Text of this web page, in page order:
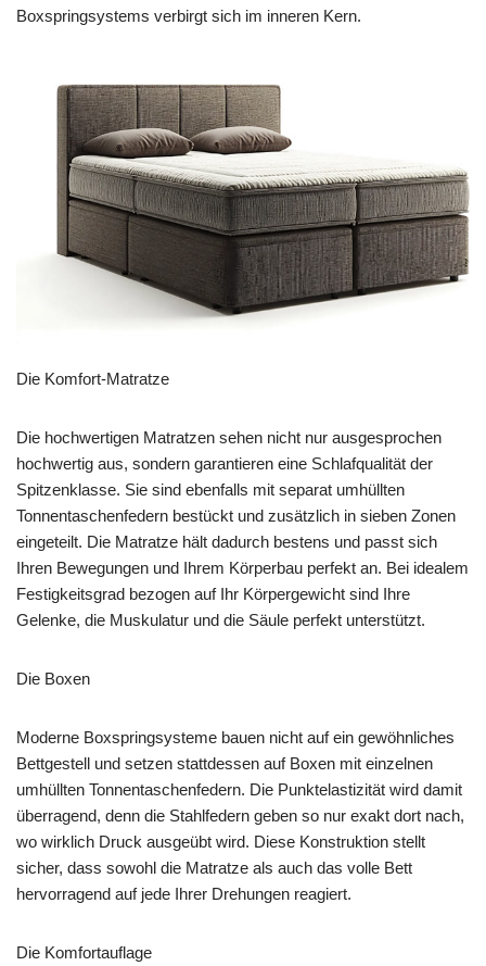
Boxspringsystems verbirgt sich im inneren Kern.
Die Komfort-Matratze
Die hochwertigen Matratzen sehen nicht nur ausgesprochen
hochwertig aus, sondern garantieren eine Schlafqualität der
Spitzenklasse. Sie sind ebenfalls mit separat umhüllten
Tonnentaschenfedern bestückt und zusätzlich in sieben Zonen
eingeteilt. Die Matratze hält dadurch bestens und passt sich
Ihren Bewegungen und Ihrem Körperbau perfekt an. Bei idealem
Festigkeitsgrad bezogen auf Ihr Körpergewicht sind Ihre
Gelenke, die Muskulatur und die Säule perfekt unterstützt.
Die Boxen
Moderne Boxspringsysteme bauen nicht auf ein gewöhnliches
Bettgestell und setzen stattdessen auf Boxen mit einzelnen
umhüllten Tonnentaschenfedern. Die Punktelastizität wird damit
überragend, denn die Stahlfedern geben so nur exakt dort nach,
wo wirklich Druck ausgeübt wird. Diese Konstruktion stellt
sicher, dass sowohl die Matratze als auch das volle Bett
hervorragend auf jede Ihrer Drehungen reagiert.
Die Komfortauflage